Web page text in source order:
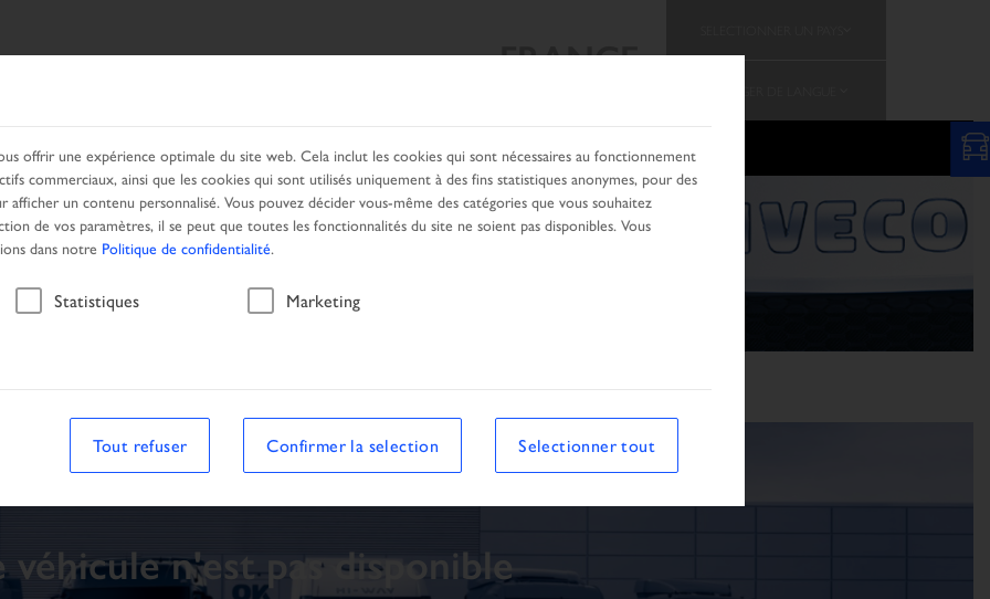
FRANCE
NOS PRODUITS RESEAU OFFRES
Véhicule
véhicule n'est pas disponible
offrir une expérience optimale du site web. Cela inclut les cookies qui sont nécessaires au fonctionnement
commerciaux, ainsi que les cookies qui sont utilisés uniquement à des fins statistiques anonymes, pour des
afficher un contenu personnalisé. Vous pouvez décider vous-même des catégories que vous souhaitez
de vos paramètres, il se peut que toutes les fonctionnalités du site ne soient pas disponibles. Vous
dans notre Politique de confidentialité.
Statistiques Marketing
Tout refuser Confirmer la selection Selectionner tout